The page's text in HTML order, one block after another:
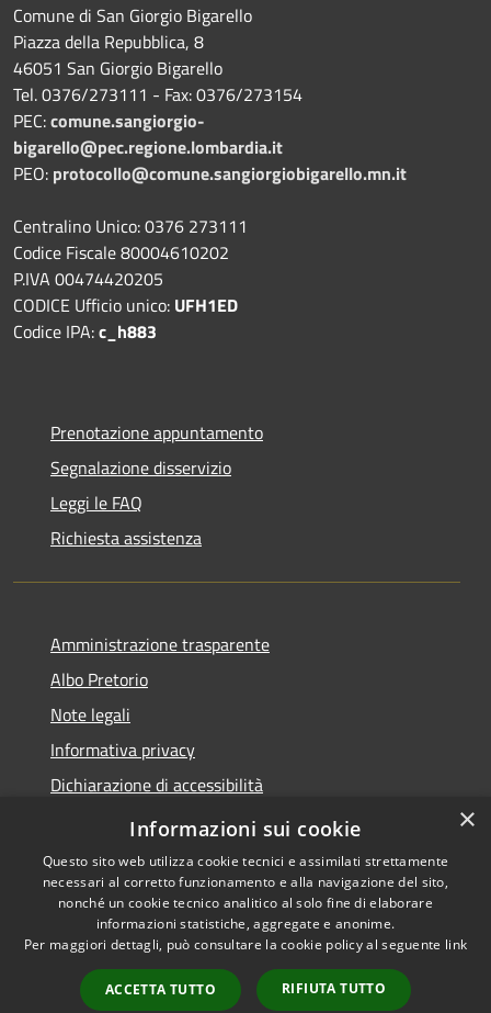
Comune di San Giorgio Bigarello
Piazza della Repubblica, 8
46051 San Giorgio Bigarello
Tel. 0376/273111 - Fax: 0376/273154
PEC:comune.sangiorgio-
bigarello@pec.regione.lombardia.it
PEO: protocollo@comune.sangiorgiobigarello.mn.it
Centralino Unico: 0376 273111
Codice Fiscale 80004610202
P.IVA 00474420205
CODICE Ufficio unico: UFH1ED
Codice IPA:c_h883
Prenotazione appuntamento
Segnalazione disservizio
Leggi le FAQ
Richiesta assistenza
Amministrazione trasparente
Albo Pretorio
Note legali
Informativa privacy
Dichiarazione di accessibilità
Obiettivi di accessibilità
Accessibilità
Copyright © 2026 • Comune di
San Giorgio Bigarello •
Powered byMunicipium
×
Informazioni sui cookie
Questo sito web utilizza cookie tecnici e assimilati strettamente
necessari al corretto funzionamento e alla navigazione del sito,
nonché un cookie tecnico analitico al solo fine di elaborare
informazioni statistiche, aggregate e anonime.
Per maggiori dettagli, può consultare la cookie policy al seguente link
ACCETTA TUTTO RIFIUTA TUTTO